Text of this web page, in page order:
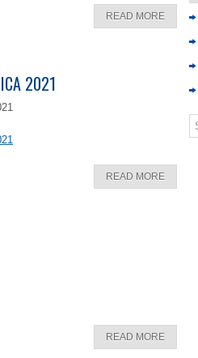
READ MORE
2021
READ MORE
READ MORE